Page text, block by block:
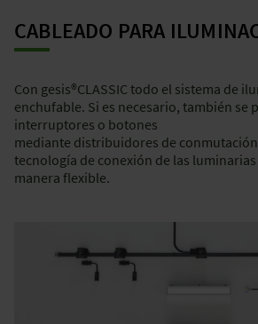
CABLEADO PARA
Con gesis®CLASSIC todo el sistema de
enchufable. Si es necesario, también se
interruptores o botones
mediante distribuidores de
tecnología de conexión de las
manera flexible.